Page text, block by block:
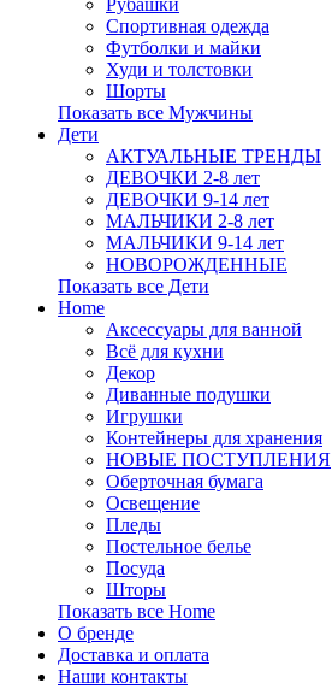
Рубашки
Спортивная одежда
Футболки и майки
Худи и толстовки
Шорты
Показать все Мужчины
Дети
АКТУАЛЬНЫЕ ТРЕНДЫ
ДЕВОЧКИ 2-8 лет
ДЕВОЧКИ 9-14 лет
МАЛЬЧИКИ 2-8 лет
МАЛЬЧИКИ 9-14 лет
НОВОРОЖДЕННЫЕ
Показать все Дети
Home
Аксессуары для ванной
Всё для кухни
Декор
Диванные подушки
Игрушки
Контейнеры для хранения
НОВЫЕ ПОСТУПЛЕНИЯ
Оберточная бумага
Освещение
Пледы
Постельное белье
Посуда
Шторы
Показать все Home
О бренде
Доставка и оплата
Наши контакты